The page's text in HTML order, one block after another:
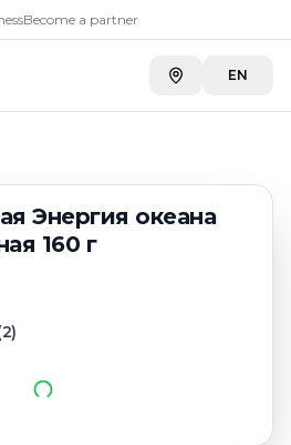
Become a partner
EN
Энергия океана
160 г
2)
океана красная и черная
икорная